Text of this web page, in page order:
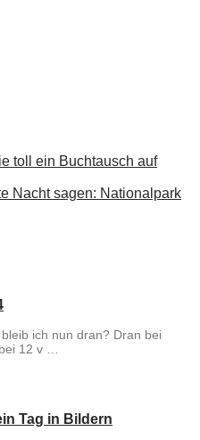
toll ein Buchtausch auf
Nacht sagen: Nationalpark
ich nun dran? Dran bei
12 v …
Tag in Bildern